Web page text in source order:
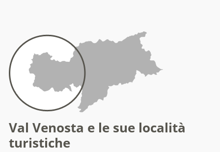
Val Venosta e le sue località
turistiche